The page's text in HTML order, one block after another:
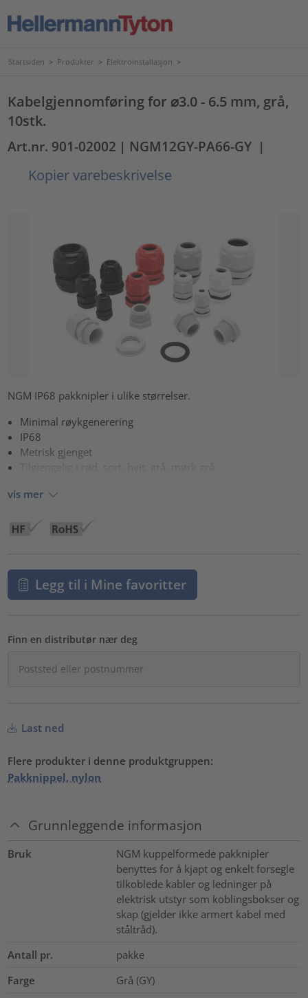
Startsiden > Produkter > Elektroinstallasjon >
Kabelgjennomføring for ⌀3.0 - 6.5 mm, grå,
10stk.
Art.nr. 901-02002 | NGM12GY-PA66-GY |
Kopier varebeskrivelse
NGM IP68 pakknipler i ulike størrelser.
Minimal røykgenerering
IP68
Metrisk gjenget
vis mer
Legg til i Mine favoritter
Finn en distributør nær deg
Last ned
Flere produkter i denne produktgruppen:
Pakknippel, nylon
Grunnleggende informasjon
Bruk
NGM kuppelformede pakknipler
benyttes for å kjapt og enkelt forsegle
tilkoblede kabler og ledninger på
elektrisk utstyr som koblingsbokser og
skap (gjelder ikke armert kabel med
ståltråd).
Antall pr.
pakke
Farge
Grå (GY)